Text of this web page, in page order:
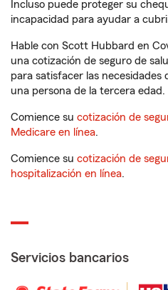
Incluso puede proteger su
incapacidad para ayudar a
Hable con Scott Hubbard en
una cotización de seguro de
para satisfacer las
una persona de la tercera edad.
Comience su cotización de
Medicare en línea.
Comience su cotización de
hospitalización en línea.
Servicios bancarios